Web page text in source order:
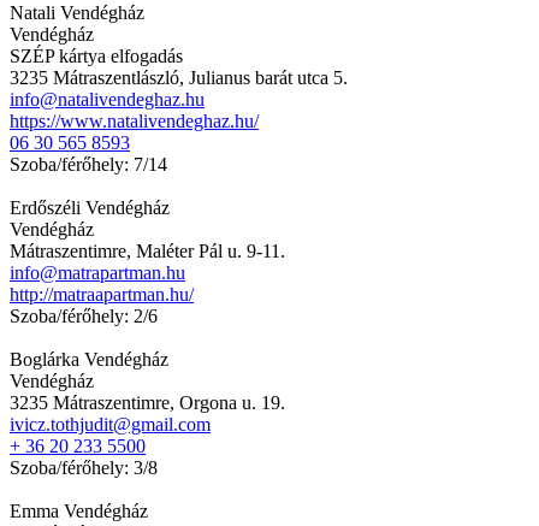
Natali Vendégház
Vendégház
SZÉP kártya elfogadás
3235 Mátraszentlászló, Julianus barát utca 5.
info@natalivendeghaz.hu
https://www.natalivendeghaz.hu/
06 30 565 8593
Szoba/férőhely: 7/14
Erdőszéli Vendégház
Vendégház
Mátraszentimre, Maléter Pál u. 9-11.
info@matrapartman.hu
http://matraapartman.hu/
Szoba/férőhely: 2/6
Boglárka Vendégház
Vendégház
3235 Mátraszentimre, Orgona u. 19.
ivicz.tothjudit@gmail.com
+ 36 20 233 5500
Szoba/férőhely: 3/8
Emma Vendégház